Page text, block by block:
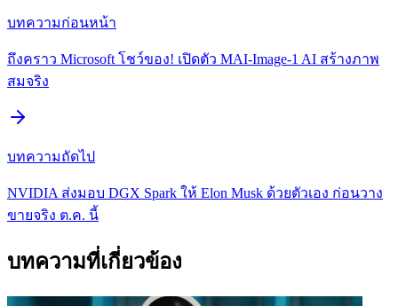
บทความก่อนหน้า
ถึงคราว Microsoft โชว์ของ! เปิดตัว MAI-Image-1 AI สร้างภาพ
สมจริง
บทความถัดไป
NVIDIA ส่งมอบ DGX Spark ให้ Elon Musk ด้วยตัวเอง ก่อนวาง
ขายจริง ต.ค. นี้
บทความที่เกี่ยวข้อง